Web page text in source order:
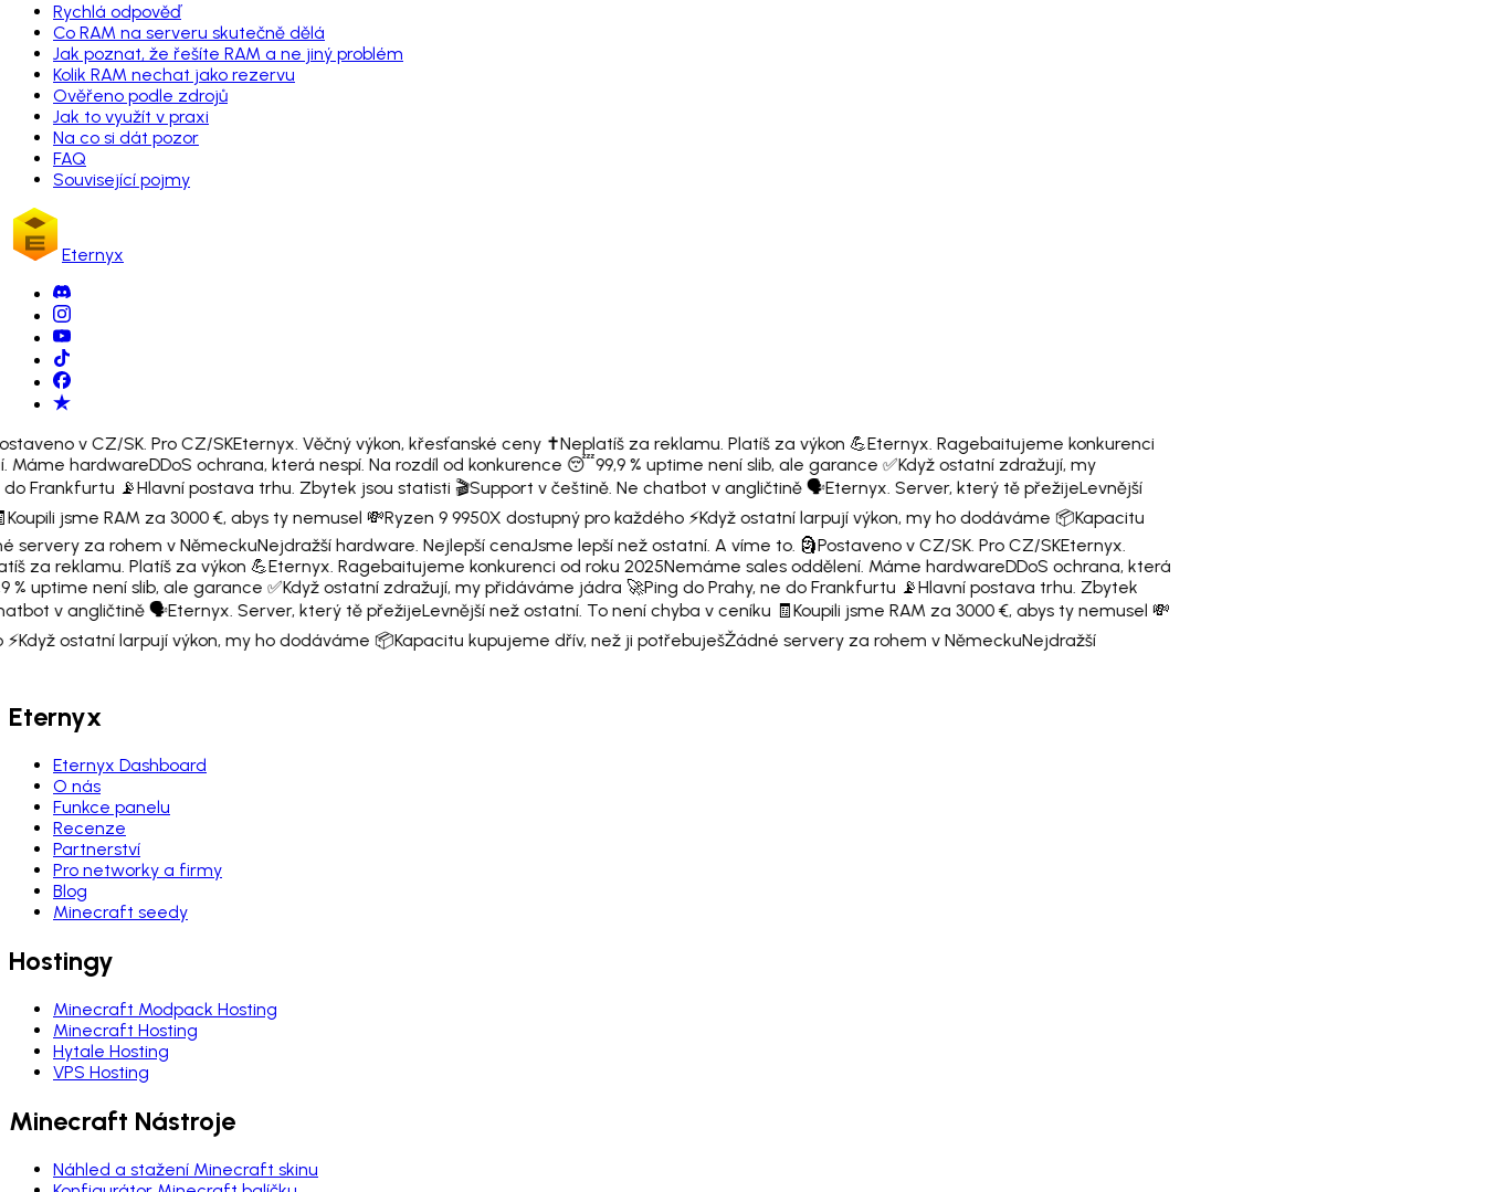
Rychlá odpověď
Co RAM na serveru skutečně dělá
Jak poznat, že řešíte RAM a ne jiný problém
Kolik RAM nechat jako rezervu
Ověřeno podle zdrojů
Jak to využít v praxi
Na co si dát pozor
FAQ
Související pojmy
Eternyx
v CZ/SK. Pro CZ/SKEternyx. Věčný výkon, křesťanské ceny ✝️Neplatíš za reklamu. Platíš za výkon 💪Eternyx. Ragebaitujeme konkurenci
Máme hardwareDDoS ochrana, která nespí. Na rozdíl od konkurence 😴99,9 % uptime není slib, ale garance ✅Když ostatní zdražují, my
Frankfurtu 📡Hlavní postava trhu. Zbytek jsou statisti 🎬Support v češtině. Ne chatbot v angličtině 🗣️Eternyx. Server, který tě přežijeLevnější
Koupili jsme RAM za 3000 €, abys ty nemusel 💸Ryzen 9 9950X dostupný pro každého ⚡Když ostatní larpují výkon, my ho dodáváme 📦Kapacitu
servery za rohem v NěmeckuNejdražší hardware. Nejlepší cenaJsme lepší než ostatní. A víme to. 🗿Postaveno v CZ/SK. Pro CZ/SKEternyx.
za reklamu. Platíš za výkon 💪Eternyx. Ragebaitujeme konkurenci od roku 2025Nemáme sales oddělení. Máme hardwareDDoS ochrana, která
% uptime není slib, ale garance ✅Když ostatní zdražují, my přidáváme jádra 🚀Ping do Prahy, ne do Frankfurtu 📡Hlavní postava trhu. Zbytek
v angličtině 🗣️Eternyx. Server, který tě přežijeLevnější než ostatní. To není chyba v ceníku 🧾Koupili jsme RAM za 3000 €, abys ty nemusel 💸
Když ostatní larpují výkon, my ho dodáváme 📦Kapacitu kupujeme dřív, než ji potřebuješŽádné servery za rohem v NěmeckuNejdražší
Eternyx
Eternyx Dashboard
O nás
Funkce panelu
Recenze
Partnerství
Pro networky a firmy
Blog
Minecraft seedy
Hostingy
Minecraft Modpack Hosting
Minecraft Hosting
Hytale Hosting
VPS Hosting
Minecraft Nástroje
Náhled a stažení Minecraft skinu